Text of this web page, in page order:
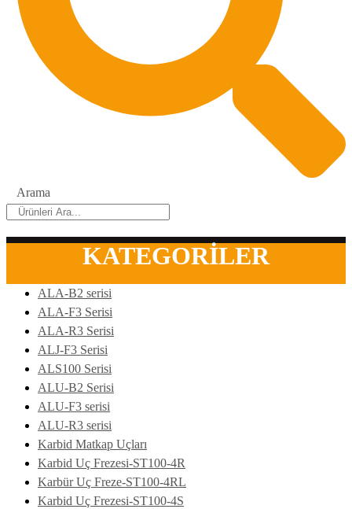
Arama
KATEGORİLER
ALA-B2 serisi
ALA-F3 Serisi
ALA-R3 Serisi
ALJ-F3 Serisi
ALS100 Serisi
ALU-B2 Serisi
ALU-F3 serisi
ALU-R3 serisi
Karbid Matkap Uçları
Karbid Uç Frezesi-ST100-4R
Karbür Uç Freze-ST100-4RL
Karbid Uç Frezesi-ST100-4S